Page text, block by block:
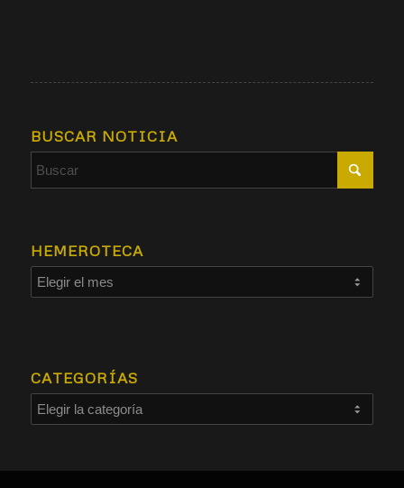
BUSCAR NOTICIA
HEMEROTECA
CATEGORÍAS